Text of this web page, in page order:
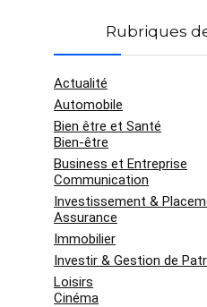
Rubriques
Actualité
Automobile
Bien être et Santé
Bien-être
Business et Entreprise
Communication
Investissement &
Assurance
Immobilier
Investir & Gestion de
Loisirs
Cinéma